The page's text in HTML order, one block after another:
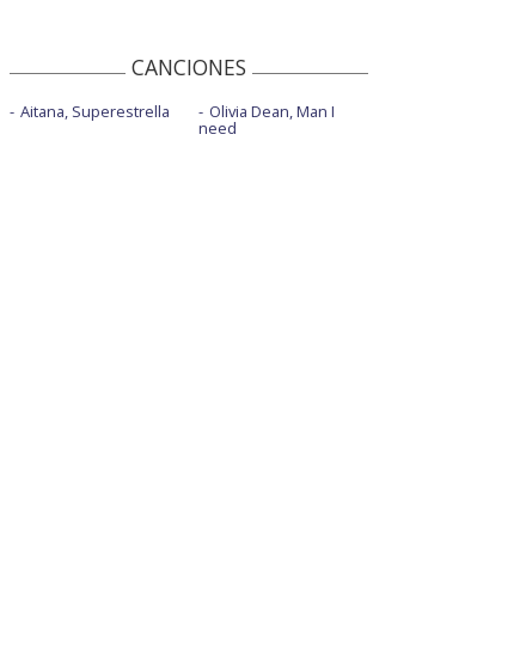
CANCIONES
Aitana, Superestrella Olivia Dean, Man I
need